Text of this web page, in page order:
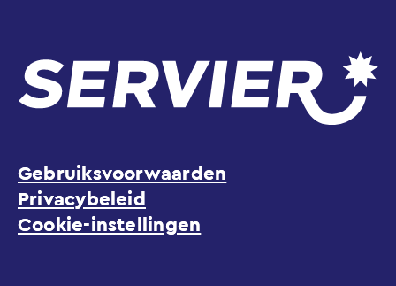
Gebruiksvoorwaarden
Privacybeleid
Cookie-instellingen